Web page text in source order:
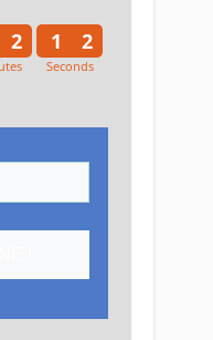
2
2
1
1
1
2
Seconds